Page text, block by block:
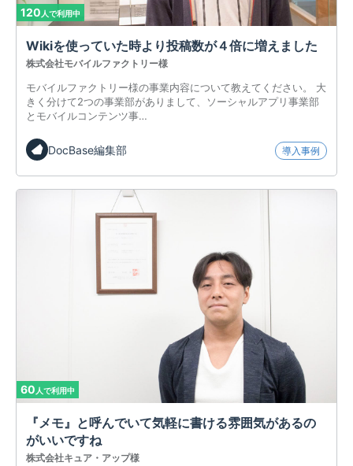
120 人で利用中
Wikiを使っていた時より投稿数が４倍に増えました
株式会社モバイルファクトリー様
モバイルファクトリー様の事業内容について教えてください。 大
きく分けて2つの事業部がありまして、ソーシャルアプリ事業部
とモバイルコンテンツ事…
DocBase編集部 導入事例
60 人で利用中
『メモ』と呼んでいて気軽に書ける雰囲気があるの
がいいですね
株式会社キュア・アップ様